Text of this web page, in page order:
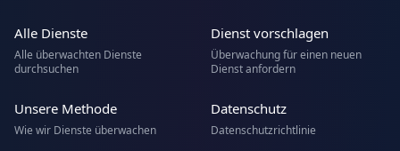
Alle Dienste
Alle überwachten Dienste
durchsuchen
Dienst vorschlagen
Überwachung für einen neuen
Dienst anfordern
Unsere Methode
Wie wir Dienste überwachen
Datenschutz
Datenschutzrichtlinie